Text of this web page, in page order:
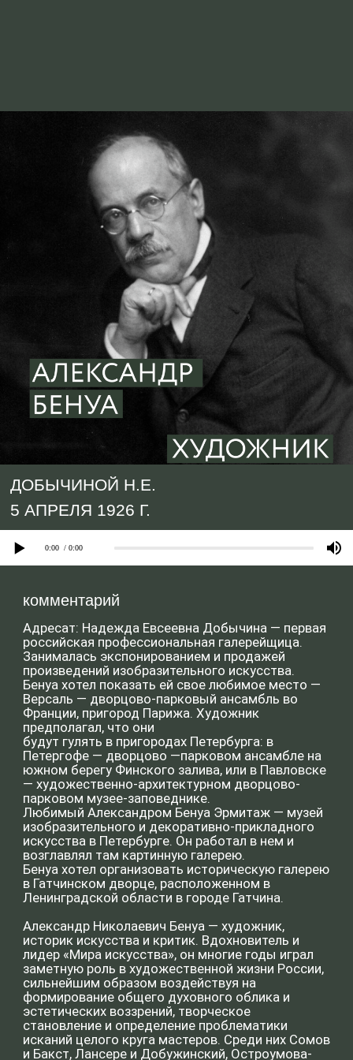
ДОБЫЧИНОЙ Н.Е.
5 АПРЕЛЯ 1926 Г.
0:00 / 0:00
Адресат: Надежда Евсеевна Добычина — первая
российская профессиональная галерейщица.
произведений изобразительного искусства.
Бенуа хотел показать ей свое любимое место —
Франции, пригород Парижа. Художник
предполагал, что они
будут гулять в пригородах Петербурга: в
южном берегу Финского залива, или в Павловске
искусства в Петербурге. Он работал в нем и
возглавлял там картинную галерею.
Бенуа хотел организовать историческую галерею
в Гатчинском дворце, расположенном в
Ленинградской области в городе Гатчина.
Александр Николаевич Бенуа — художник,
историк искусства и критик. Вдохновитель и
лидер «Мира искусства», он многие годы играл
заметную роль в художественной жизни России,
сильнейшим образом воздействуя на
формирование общего духовного облика и
эстетических воззрений, творческое
становление и определение проблематики
исканий целого круга мастеров. Среди них Сомов
и Бакст, Лансере и Добужинский, Остроумова-
Лебедева и Серебрякова, Билибин,
Кругликова, Яремич.
Прочитал артист Сергей Власов